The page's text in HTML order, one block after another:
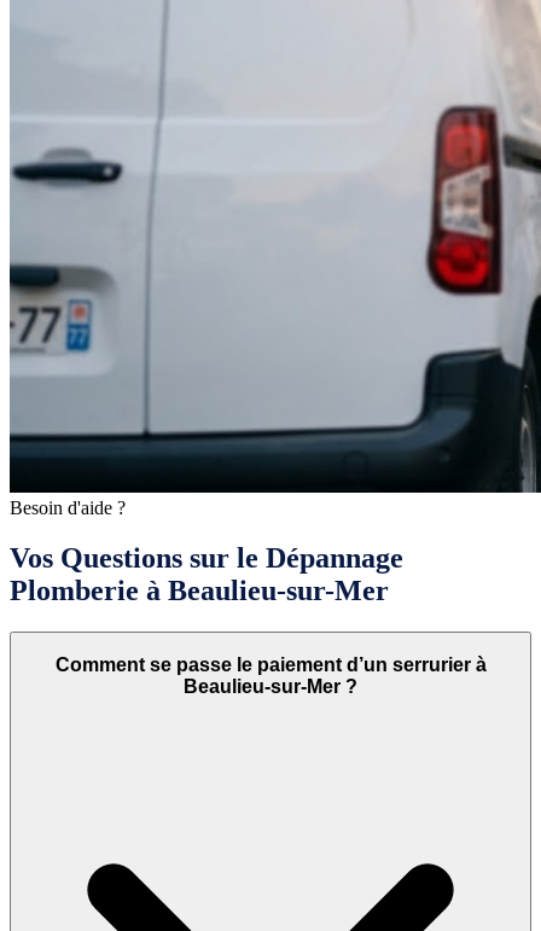
Besoin d'aide ?
Vos Questions sur le Dépannage
Plomberie à Beaulieu-sur-Mer
Comment se passe le paiement d’un serrurier à
Beaulieu-sur-Mer ?